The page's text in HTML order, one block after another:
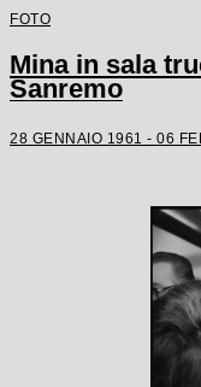
FOTO
Mina in sala
Sanremo
28 GENNAIO 1961 - 06